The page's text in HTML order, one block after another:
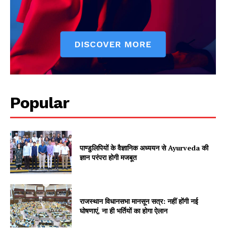
SUBSCRIBE NOW
Company
About
Contact us
Subscription Plans
My account
Popular
पाण्डुलिपियों के वैज्ञानिक अध्ययन से Ayurveda की
ज्ञान परंपरा होगी मजबूत
राजस्थान विधानसभा मानसून सत्र: नहीं होंगी नई
घोषणाएं, ना ही भर्तियों का होगा ऐलान